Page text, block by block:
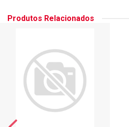
Produtos Relacionados